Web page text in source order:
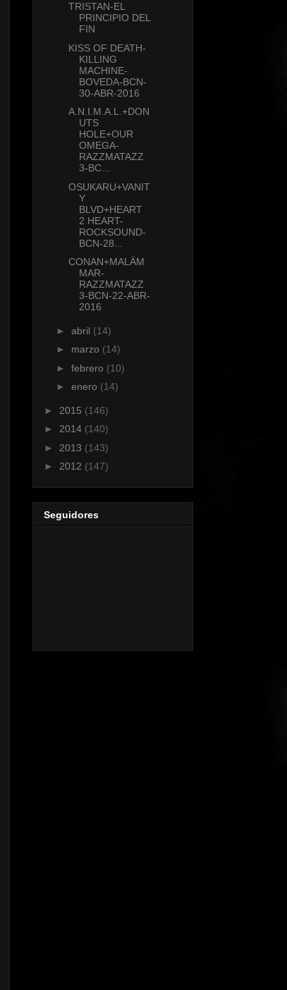
TRISTAN-EL
PRINCIPIO DEL
FIN
KISS OF DEATH-
KILLING
MACHINE-
BOVEDA-BCN-
30-ABR-2016
A.N.I.M.A.L.+DON
UTS
HOLE+OUR
OMEGA-
RAZZMATAZZ
3-BC...
OSUKARU+VANIT
Y
BLVD+HEART
2 HEART-
ROCKSOUND-
BCN-28...
CONAN+MALÄM
MAR-
RAZZMATAZZ
3-BCN-22-ABR-
2016
► abril (14)
► marzo (14)
► febrero (10)
► enero (14)
► 2015 (146)
► 2014 (140)
► 2013 (143)
► 2012 (147)
Seguidores